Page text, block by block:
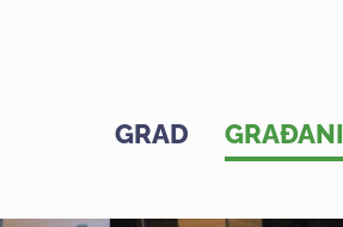
GRAD GRAĐANI